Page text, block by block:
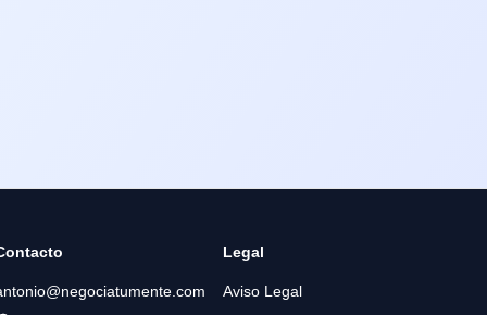
Legal
Aviso Legal